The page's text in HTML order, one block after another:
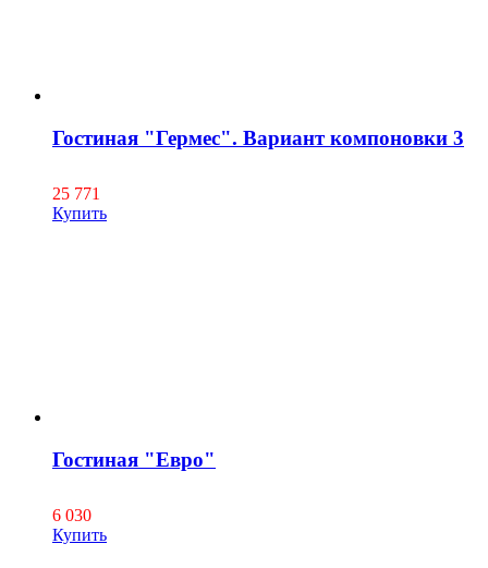
Гостиная "Гермес". Вариант компоновки 3
25 771
Купить
Гостиная "Евро"
6 030
Купить